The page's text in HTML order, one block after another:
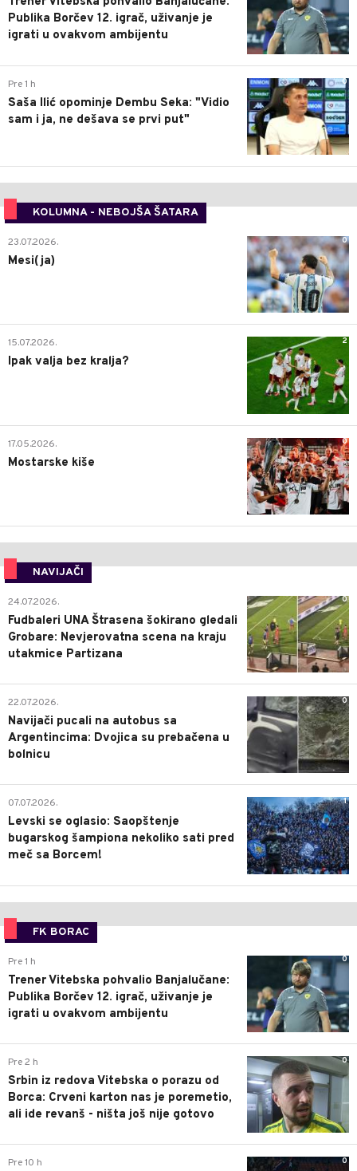
Publika Borčev 12. igrač, uživanje je
igrati u ovakvom ambijentu
0
Pre 1 h
Saša Ilić opominje Dembu Seka: "Vidio
sam i ja, ne dešava se prvi put"
KOLUMNA - NEBOJŠA ŠATARA
0
23.07.2026.
Mesi(ja)
2
15.07.2026.
Ipak valja bez kralja?
0
17.05.2026.
Mostarske kiše
NAVIJAČI
0
24.07.2026.
Fudbaleri UNA Štrasena šokirano gledali
Grobare: Nevjerovatna scena na kraju
utakmice Partizana
0
22.07.2026.
Navijači pucali na autobus sa
Argentincima: Dvojica su prebačena u
bolnicu
1
07.07.2026.
Levski se oglasio: Saopštenje
bugarskog šampiona nekoliko sati pred
meč sa Borcem!
FK BORAC
0
Pre 1 h
Trener Vitebska pohvalio Banjalučane:
Publika Borčev 12. igrač, uživanje je
igrati u ovakvom ambijentu
0
Pre 2 h
Srbin iz redova Vitebska o porazu od
Borca: Crveni karton nas je poremetio,
ali ide revanš - ništa još nije gotovo
0
Pre 10 h